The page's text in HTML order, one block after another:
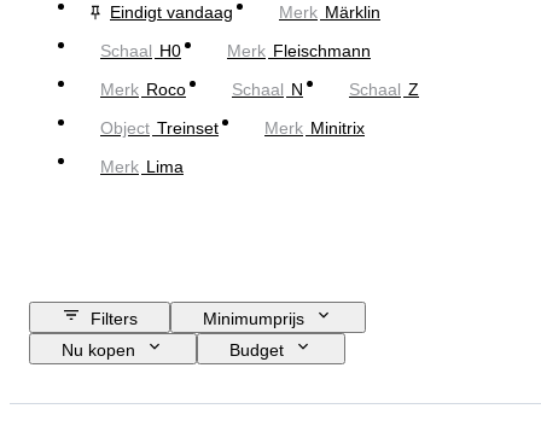
Eindigt vandaag
Merk Märklin
Schaal H0 Merk Fleischmann
Merk Roco Schaal N Schaal Z
Object Treinset Merk Minitrix
Merk Lima
Filters
Minimumprijs
Nu kopen
Budget